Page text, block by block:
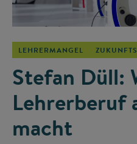
LEHRERMANGEL
Stefan Düll:
macht